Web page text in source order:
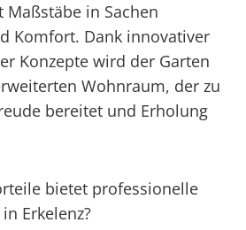
Maßstäbe in Sachen
Komfort. Dank innovativer
Konzepte wird der Garten
Wohnraum, der zu
bereitet und Erholung
bietet professionelle
Erkelenz?